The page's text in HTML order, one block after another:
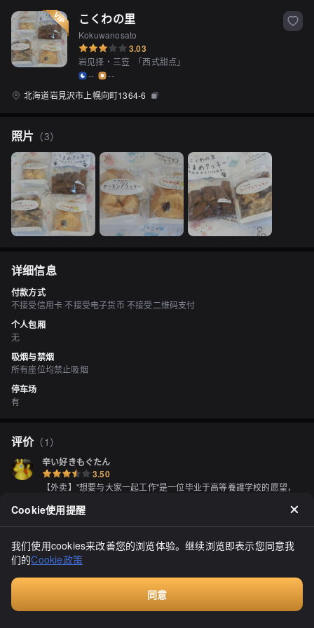
こくわの里
Kokuwanosato
3.03
岩见择・三笠 「西式甜点 」
--
--
北海道岩見沢市上幌向町1364-6
照片 （3）
详细信息
付款方式
不接受信用卡 不接受电子货币 不接受二维码支付
个人包厢
无
吸烟与禁烟
所有座位均禁止吸烟
停车场
有
评价（1 ）
辛い好きもぐたん
3.50
【外卖】"想要与大家一起工作"是一位毕业于高等養護学校的愿望，
“こくわ共同作業所”（成立于1984年），并在2003年1月启动了社会
岩見沢市大和的4条通，该路口与国道12号线交汇，但不是国道4条通
的市道。从路口前进200米左右，然后右转到こくわの里的标志处，
沿着未铺设路前进80米左右即可找到建筑物。请从入口门进入并立即
与工作人员联系。【2022/6/7】我不记得我是什么时候发现这里的，
但我买了几次饼干。这次是偶然的，我经常会厌倦国道12号线，所以
偶然经过这里的时候发现了它。在这样的设施里，通常会制作一些东
西，或者经营咖啡厅等，所以我就决定突袭一下。当然，这里没有食
Cookie使用提醒
我们使用cookies来改善您的浏览体验。继续浏览即表示您同意我
们的Cookie政策
同意